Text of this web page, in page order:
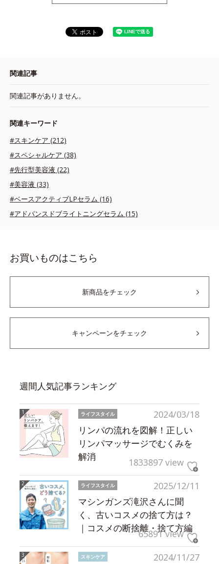
関連記事
関連記事がありません。
関連キーワード
#スキンケア (212)
#スペシャルケア (38)
#先行型美容液 (22)
#美容液 (33)
#ベースアクティブLPセラム (16)
#アドバンスドブライトニングセラム (15)
お買いものはこちら
新商品をチェック
キャンペーンをチェック
週間人気記事ランキング
2024/03/18
ライフスタイル
リンパの流れを図解！正しい
リンパマッサージでむくみを
解消
1833897 view
2025/12/11
ライフスタイル
マシンガンズ滝沢さんに聞
く、古いコスメの捨て方は？
｜コスメの断捨離・捨て方編
65891 view
2024/11/27
スキンケア